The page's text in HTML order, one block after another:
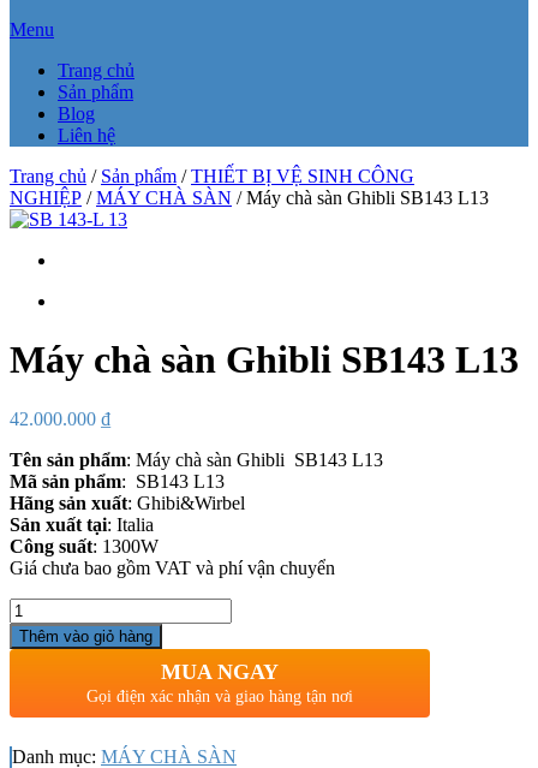
Menu
Trang chủ
Sản phẩm
Blog
Liên hệ
Trang chủ / Sản phẩm /THIẾT BỊ VỆ SINH CÔNG
NGHIỆP /MÁY CHÀ SÀN / Máy chà sàn Ghibli SB143 L13
Máy chà sàn Ghibli SB143 L13
42.000.000 ₫
Tên sản phẩm: Máy chà sàn Ghibli SB143 L13
Mã sản phẩm: SB143 L13
Hãng sản xuất: Ghibi&Wirbel
Sản xuất tại: Italia
Công suất: 1300W
Giá chưa bao gồm VAT và phí vận chuyển
Số
lượng
Thêm vào giỏ hàng
MUA NGAY
Gọi điện xác nhận và giao hàng tận nơi
Danh mục: MÁY CHÀ SÀN